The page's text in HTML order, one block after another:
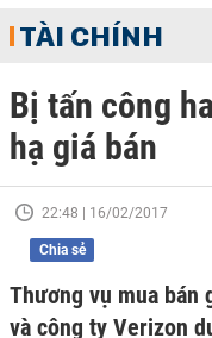
TÀI CHÍNH
Bị tấn công
hạ giá bán
22:48 | 16/02/2017
Chia sẻ
Thương vụ mua bán
và công ty Verizon